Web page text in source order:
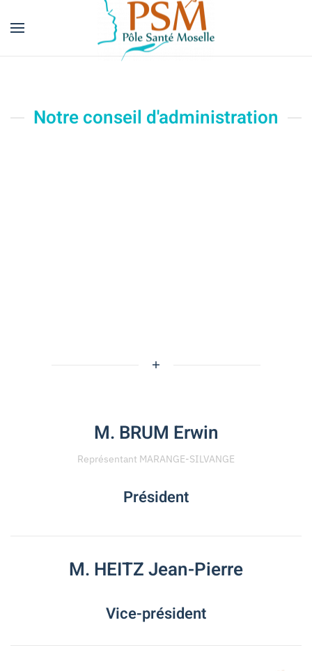
Notre conseil d'administration
M. BRUM Erwin
Représentant MARANGE-SILVANGE
Président
M. HEITZ Jean-Pierre
Vice-président